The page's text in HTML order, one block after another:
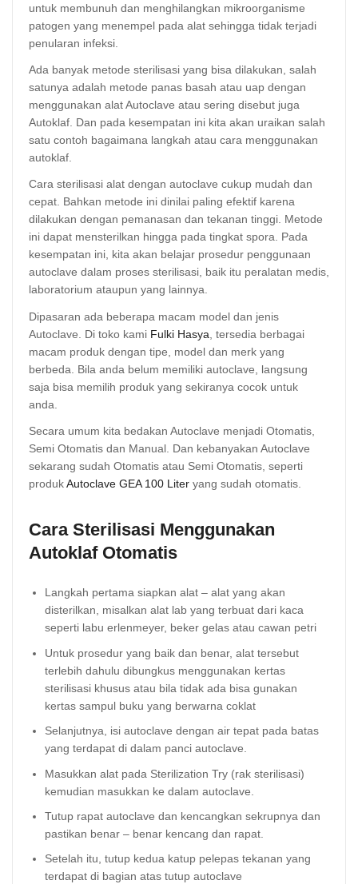
untuk membunuh dan menghilangkan mikroorganisme
patogen yang menempel pada alat sehingga tidak terjadi
penularan infeksi.
Ada banyak metode sterilisasi yang bisa dilakukan, salah
satunya adalah metode panas basah atau uap dengan
menggunakan alat Autoclave atau sering disebut juga
Autoklaf. Dan pada kesempatan ini kita akan uraikan salah
satu contoh bagaimana langkah atau cara menggunakan
autoklaf.
Cara sterilisasi alat dengan autoclave cukup mudah dan
cepat. Bahkan metode ini dinilai paling efektif karena
dilakukan dengan pemanasan dan tekanan tinggi. Metode
ini dapat mensterilkan hingga pada tingkat spora. Pada
kesempatan ini, kita akan belajar prosedur penggunaan
autoclave dalam proses sterilisasi, baik itu peralatan medis,
laboratorium ataupun yang lainnya.
Dipasaran ada beberapa macam model dan jenis
Autoclave. Di toko kami Fulki Hasya , tersedia berbagai
macam produk dengan tipe, model dan merk yang
berbeda. Bila anda belum memiliki autoclave, langsung
saja bisa memilih produk yang sekiranya cocok untuk
anda.
Secara umum kita bedakan Autoclave menjadi Otomatis,
Semi Otomatis dan Manual. Dan kebanyakan Autoclave
sekarang sudah Otomatis atau Semi Otomatis, seperti
produkAutoclave GEA 100 Liter yang sudah otomatis.
Cara Sterilisasi Menggunakan
Autoklaf Otomatis
Langkah pertama siapkan alat – alat yang akan
disterilkan, misalkan alat lab yang terbuat dari kaca
seperti labu erlenmeyer, beker gelas atau cawan petri
Untuk prosedur yang baik dan benar, alat tersebut
terlebih dahulu dibungkus menggunakan kertas
sterilisasi khusus atau bila tidak ada bisa gunakan
kertas sampul buku yang berwarna coklat
Selanjutnya, isi autoclave dengan air tepat pada batas
yang terdapat di dalam panci autoclave.
Masukkan alat pada Sterilization Try (rak sterilisasi)
kemudian masukkan ke dalam autoclave.
Tutup rapat autoclave dan kencangkan sekrupnya dan
pastikan benar – benar kencang dan rapat.
Setelah itu, tutup kedua katup pelepas tekanan yang
terdapat di bagian atas tutup autoclave